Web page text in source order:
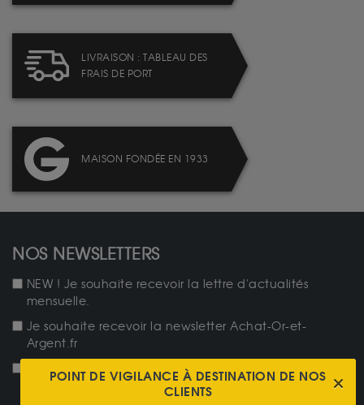
LIVRAISON : TABLEAU DES
FRAIS DE PORT
MAISON FONDÉE EN 1933
NOS NEWSLETTERS
NEW ! Je souhaite recevoir la lettre d'actualités
mensuelle.
Je souhaite recevoir la newsletter Achat-Or-et-
Argent.fr
Je souhaite être tenu au courant des cours tous les
POINT DE VIGILANCE À DESTINATION DE NOS
CLIENTS